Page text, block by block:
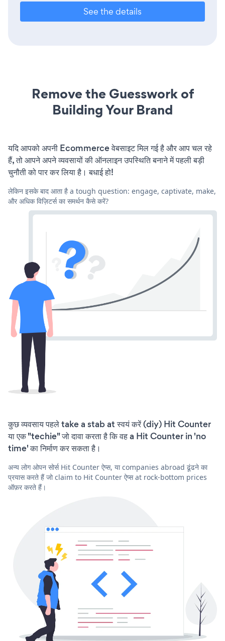
See the details
Remove the Guesswork of
Building Your Brand
यदि आपको अपनी Ecommerce वेबसाइट मिल गई है और आप चल रहे
हैं, तो आपने अपने व्यवसायों की ऑनलाइन उपस्थिति बनाने में पहली बड़ी
चुनौती को पार कर लिया है। बधाई हो!
लेकिन इसके बाद आता है a tough question: engage, captivate, make,
और अधिक विज़िटर्स का समर्थन कैसे करें?
कुछ व्यवसाय पहले take a stab at स्वयं करें (diy) Hit Counter
या एक "techie" जो दावा करता है कि वह a Hit Counter in 'no
time' का निर्माण कर सकता है।
अन्य लोग ओपन सोर्स Hit Counter ऐप्स, या companies abroad ढूंढने का
प्रयास करते हैं जो claim to Hit Counter ऐप्स at rock-bottom prices
ऑफ़र करते हैं।